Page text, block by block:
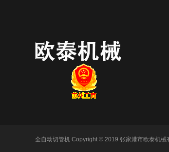
全自动切管机 Copyright © 2019 张家港市欧泰机